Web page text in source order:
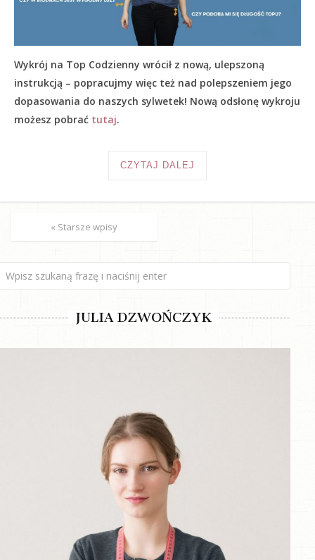
Wykrój na Top Codzienny wrócił z nową, ulepszoną
instrukcją – popracujmy więc też nad polepszeniem jego
dopasowania do naszych sylwetek! Nową odsłonę wykroju
możesz pobrać tutaj.
CZYTAJ DALEJ
« Starsze wpisy
JULIA DZWOŃCZYK